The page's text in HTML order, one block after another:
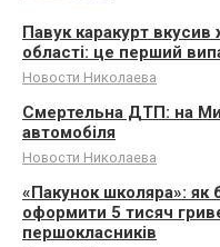
Павук каракурт вкусив
області: це перший
Новости Николаева
Смертельна ДТП: на
автомобіля
Новости Николаева
«Пакунок школяра»: як
оформити 5 тисяч
першокласників